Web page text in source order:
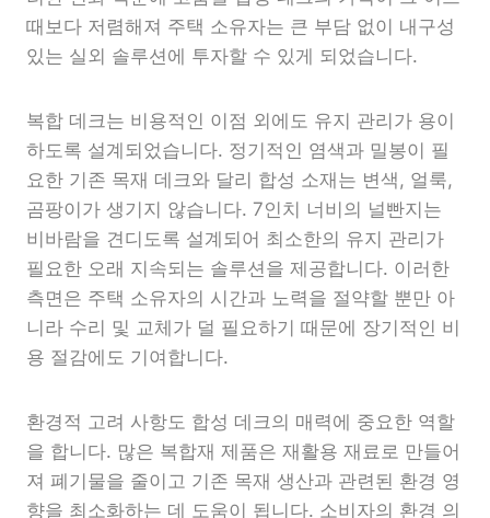
때보다 저렴해져 주택 소유자는 큰 부담 없이 내구성
있는 실외 솔루션에 투자할 수 있게 되었습니다.
복합 데크는 비용적인 이점 외에도 유지 관리가 용이
하도록 설계되었습니다. 정기적인 염색과 밀봉이 필
요한 기존 목재 데크와 달리 합성 소재는 변색, 얼룩,
곰팡이가 생기지 않습니다. 7인치 너비의 널빤지는
비바람을 견디도록 설계되어 최소한의 유지 관리가
필요한 오래 지속되는 솔루션을 제공합니다. 이러한
측면은 주택 소유자의 시간과 노력을 절약할 뿐만 아
니라 수리 및 교체가 덜 필요하기 때문에 장기적인 비
용 절감에도 기여합니다.
환경적 고려 사항도 합성 데크의 매력에 중요한 역할
을 합니다. 많은 복합재 제품은 재활용 재료로 만들어
져 폐기물을 줄이고 기존 목재 생산과 관련된 환경 영
향을 최소화하는 데 도움이 됩니다. 소비자의 환경 의